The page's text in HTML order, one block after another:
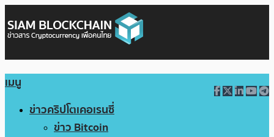
เมนู
ข่าวคริปโตเคอเรนซี่
ข่าว Bitcoin